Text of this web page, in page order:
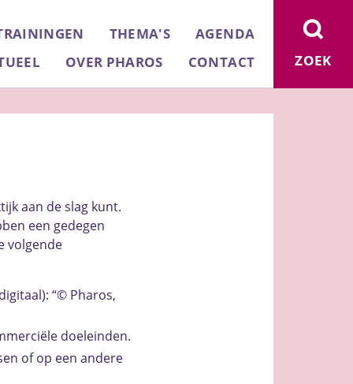
ZOEK
THEMA'S
AGENDA
OVER PHAROS CONTACT
aan de slag kunt.
een gedegen
volgende
“© Pharos,
doeleinden.
of op een andere